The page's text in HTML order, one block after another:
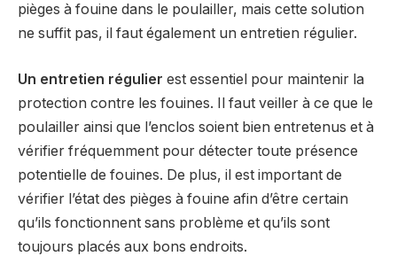
pièges à fouine dans le poulailler, mais cette solution
ne suffit pas, il faut également un entretien régulier.
Un entretien régulier est essentiel pour maintenir la
protection contre les fouines. Il faut veiller à ce que le
poulailler ainsi que l’enclos soient bien entretenus et à
vérifier fréquemment pour détecter toute présence
potentielle de fouines. De plus, il est important de
vérifier l’état des pièges à fouine afin d’être certain
qu’ils fonctionnent sans problème et qu’ils sont
toujours placés aux bons endroits.